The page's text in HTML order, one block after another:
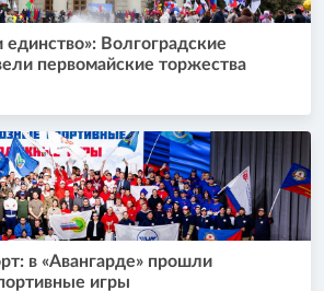
единство»: Волгоградские
первомайские торжества
в «Авангарде» прошли
игры